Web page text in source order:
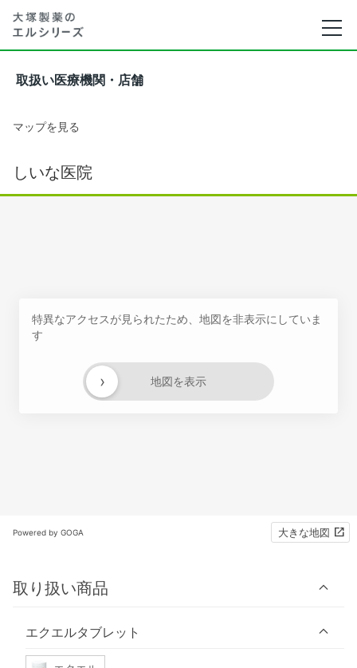
取扱い医療機関・店舗
マップを見る
しいな医院
特異なアクセスが見られたため、地図を非表示にしていま
す
地図を表示
›
Powered by GOGA 大きな地図
取り扱い商品
エクエルタブレット